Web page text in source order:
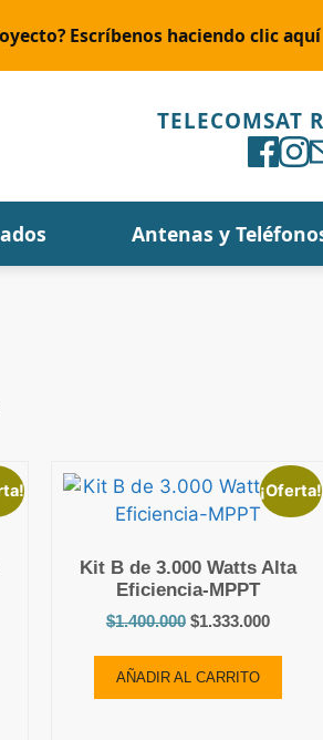
Escríbenos haciendo clic aquí
TELECOMSAT
Antenas y
¡Oferta!
Kit B de 3.000 Watts Alta
Eficiencia-MPPT
$1.400.000 $1.333.000
AÑADIR AL CARRITO